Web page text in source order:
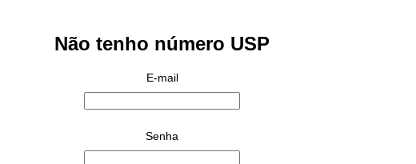
Não tenho número USP
E-mail
Senha